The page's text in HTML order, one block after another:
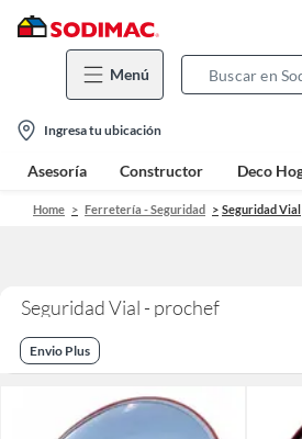
Menú
location-
icon
Ingresa tu ubicación
Asesoría Constructor Deco
Home Ferretería - Seguridad Seguridad Vial
Seguridad Vial - prochef
Envio Plus